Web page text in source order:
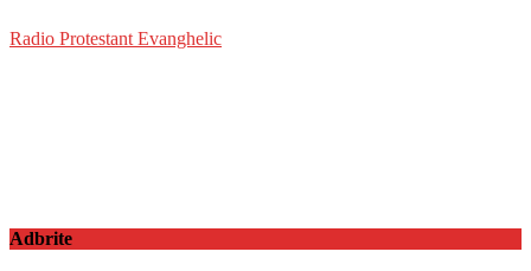
Radio Protestant Evanghelic
Adbrite